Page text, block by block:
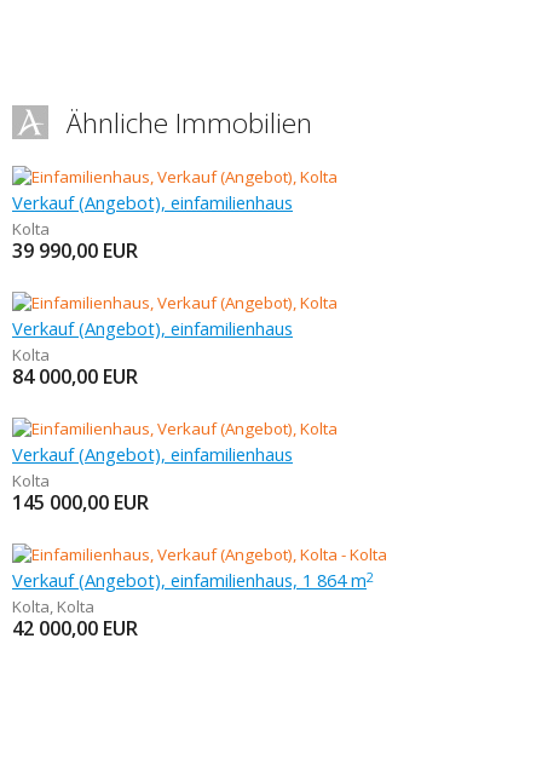
Ähnliche Immobilien
Verkauf (Angebot), einfamilienhaus
Kolta
39 990,00 EUR
Verkauf (Angebot), einfamilienhaus
Kolta
84 000,00 EUR
Verkauf (Angebot), einfamilienhaus
Kolta
145 000,00 EUR
Verkauf (Angebot), einfamilienhaus, 1 864 m2
Kolta, Kolta
42 000,00 EUR